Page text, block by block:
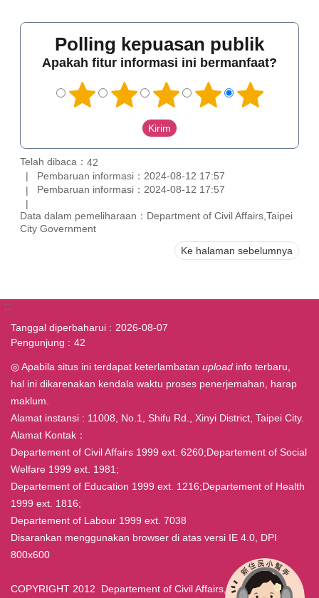
Polling kepuasan publik
Apakah fitur informasi ini bermanfaat?
Telah dibaca： 42
Pembaruan informasi：2024-08-12 17:57
Pembaruan informasi：2024-08-12 17:57
Data dalam pemeliharaan：Department of Civil Affairs,Taipei
City Government
Ke halaman sebelumnya
:::
Tanggal diperbaharui
2026-08-07
Pengunjung
42
◎ Apabila situs ini terdapat keterlambatan upload info terbaru,
hal ini dikarenakan kendala waktu proses penerjemahan, harap
maklum.
Alamat instansi : 11008, No.1, Shifu Rd., Xinyi District, Taipei City.
Alamat Kontak：
Departement of Civil Affairs 1999 ext. 6260;Departement of Social
Welfare 1999 ext. 1981;
Departement of Education 1999 ext. 1216;Departement of Health
1999 ext. 1816;
Departement of Labour 1999 ext. 7038
Disarankan menggunakan browser di atas versi IE 4.0, DPI
800x600
COPYRIGHT 2012 Departement of Civil Affairs, Taipei ALL